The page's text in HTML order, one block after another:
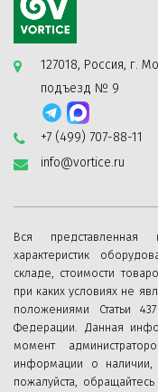
127018, Россия, г.
подъезд № 9
+7 (499) 707-88-11
info@vortice.ru
Вся
характеристик
складе, стоимости
при каких условиях не
положениями Статьи
Федерации. Данная
момент
информации о наличии,
пожалуйста,